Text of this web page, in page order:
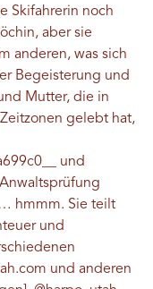
Skifahrerin noch
aber sie
anderen, was sich
Begeisterung und
Mutter, die in
gelebt hat,
und
hmmm. Sie teilt
und
und anderen